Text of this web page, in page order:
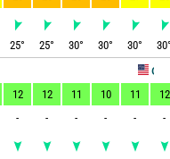
25° 25° 30° 30° 30° 30
12 12 11 10 11
12
- - - - - -